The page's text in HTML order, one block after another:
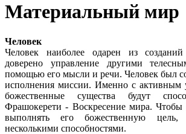
Материальный мир
Человек
Человек наиболее одарен из
доверено управление другими
помощью его мысли и речи. Человек был
исполнения миссии. Именно с активным
божественные существа будут
Фрашокерети - Воскресение мира. Чтобы
выполнять его божественную
несколькими способностями.